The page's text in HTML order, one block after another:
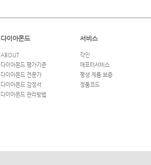
다이아몬드
ABOUT
다이아몬드 평가기준
다이아몬드 전문가
다이아몬드 감정서
다이아몬드 관리방법
서비스
각인
애프터서비스
평생 제품 보증
정품코드